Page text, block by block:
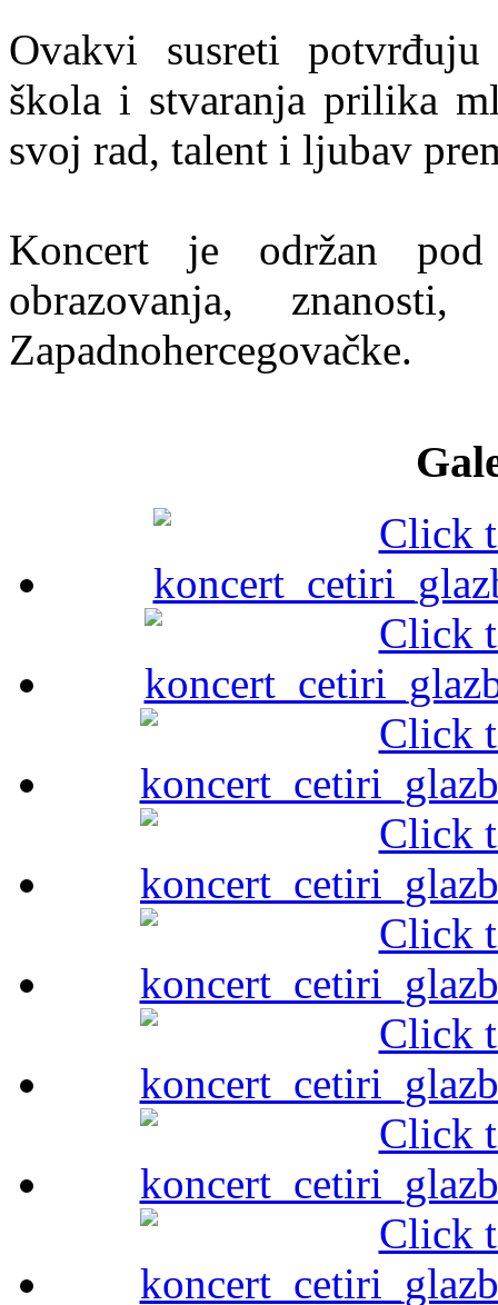
Ovakvi susreti potvrđuju
škola i stvaranja prilika
svoj rad, talent i ljubav
Koncert je održan pod
obrazovanja,
Zapadnohercegovačke.